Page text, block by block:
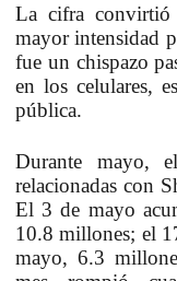
La cifra convirtió
mayor intensidad
fue un chispazo
en los celulares,
pública.
Durante mayo,
relacionadas con
El 3 de mayo
10.8 millones; el
mayo, 6.3